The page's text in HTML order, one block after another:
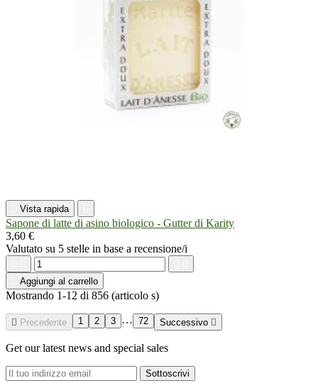
Vista rapida
Sapone di latte di asino biologico - Gutter di Karity
3,60 €
Valutato su 5 stelle in base a recensione/i
Aggiungi al carrello
Mostrando 1-12 di 856 (articolo s)
 Precedente 1 2 3 … 72 Successivo 
Get our latest news and special sales